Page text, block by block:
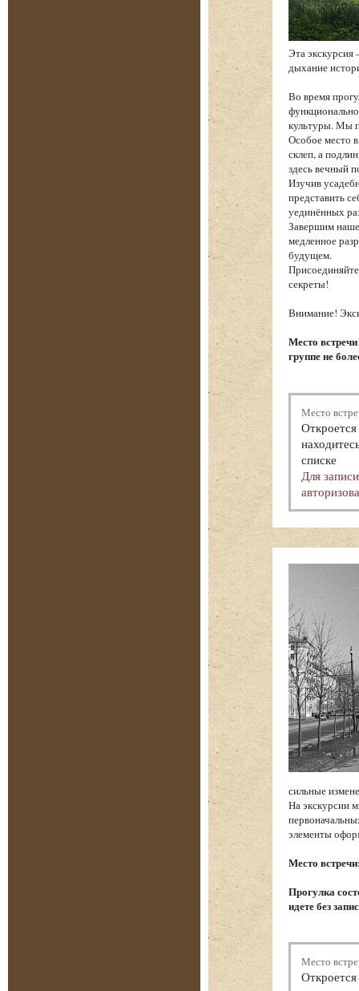
Эта экскурсия
дыхание
Во время
культуры. Мы
Особое место
склеп, а
здесь вечный
Изучив
представить
уединённых
Завершим
медленное
будущем.
секреты!
Внимание!
Место
группе не
Место
списке
Для
сильные
На экскурсии
элементы
Место
Прогулка
идете без
Место